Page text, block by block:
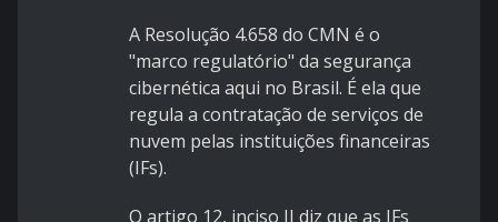
A Resolução 4.658 do CMN é o
"marco regulatório" da segurança
cibernética aqui no Brasil. É ela que
regula a contratação de serviços de
nuvem pelas instituições financeiras
(IFs).
O artigo 12, inciso II diz que as IFs